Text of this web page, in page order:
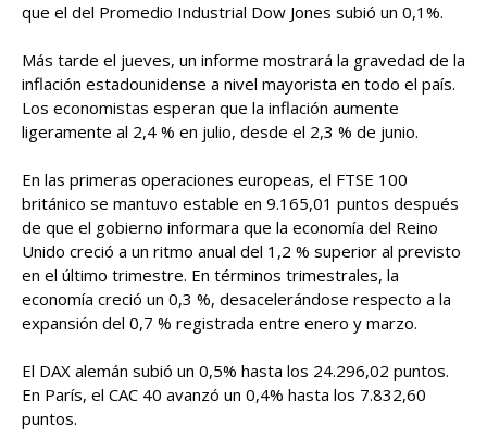
que el del Promedio Industrial Dow Jones subió un 0,1%.
Más tarde el jueves, un informe mostrará la gravedad de la
inflación estadounidense a nivel mayorista en todo el país.
Los economistas esperan que la inflación aumente
ligeramente al 2,4 % en julio, desde el 2,3 % de junio.
En las primeras operaciones europeas, el FTSE 100
británico se mantuvo estable en 9.165,01 puntos después
de que el gobierno informara que la economía del Reino
Unido creció a un ritmo anual del 1,2 % superior al previsto
en el último trimestre. En términos trimestrales, la
economía creció un 0,3 %, desacelerándose respecto a la
expansión del 0,7 % registrada entre enero y marzo.
El DAX alemán subió un 0,5% hasta los 24.296,02 puntos.
En París, el CAC 40 avanzó un 0,4% hasta los 7.832,60
puntos.